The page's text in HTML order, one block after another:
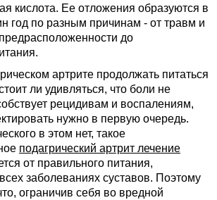
кислота. Ее отложения образуются в
год по разным причинам - от травм и
до
артрите продолжать питаться
ли удивляться, что боли не
рецидивам и воспалениям,
нужно в первую очередь.
в этом нет, такое
подагрический артрит лечение
от правильного питания,
заболеваниях суставов. Поэтому
ограничив себя во вредной